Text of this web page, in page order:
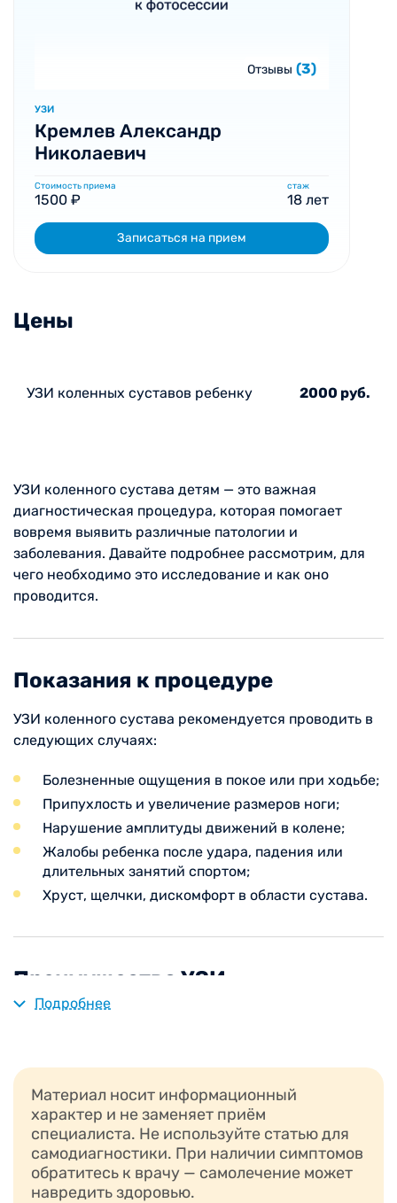
Отзывы (3)
УЗИ
Кремлев Александр
Николаевич
Стоимость приема
1500 ₽
стаж
18 лет
Записаться на прием
Цены
УЗИ коленных суставов ребенку 2000 руб.
УЗИ коленного сустава детям — это важная
диагностическая процедура, которая помогает
вовремя выявить различные патологии и
заболевания. Давайте подробнее рассмотрим, для
чего необходимо это исследование и как оно
проводится.
Показания к процедуре
УЗИ коленного сустава рекомендуется проводить в
следующих случаях:
Болезненные ощущения в покое или при ходьбе;
Припухлость и увеличение размеров ноги;
Нарушение амплитуды движений в колене;
Жалобы ребенка после удара, падения или
длительных занятий спортом;
Хруст, щелчки, дискомфорт в области сустава.
Преимущества УЗИ
соединительных тканей;
Отсутствие лучевой нагрузки;
Возможность проведения в режиме реального
времени с использованием функциональных
проб;
Подробнее
Материал носит информационный
характер и не заменяет приём
специалиста. Не используйте статью для
самодиагностики. При наличии симптомов
обратитесь к врачу — самолечение может
навредить здоровью.